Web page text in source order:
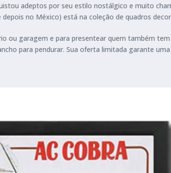
adeptos por seu estilo nostálgico e muito
no México) está na coleção de quadros
ou garagem e para presentear quem também
para pendurar. Sua oferta limitada garante uma